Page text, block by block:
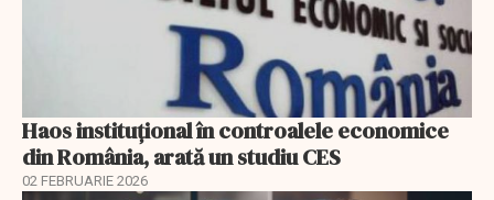
Haos instituțional în controalele economice
din România, arată un studiu CES
02 FEBRUARIE 2026